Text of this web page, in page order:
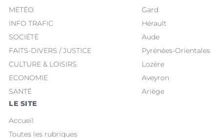
MÉTÉO
INFO TRAFIC
SOCIÉTÉ
FAITS-DIVERS / JUSTICE
CULTURE & LOISIRS
ECONOMIE
SANTÉ
Gard
Hérault
Aude
Pyrénées-Orientales
Lozère
Aveyron
Ariège
LE SITE
Accueil
Toutes les rubriques